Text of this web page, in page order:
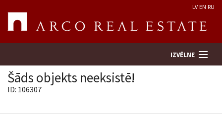
LV EN RU
IZVĒLNE
Šāds objekts neeksistē!
ID: 106307